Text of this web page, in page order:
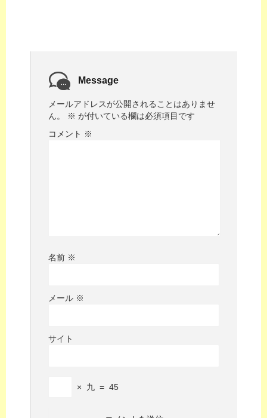
Message
メールアドレスが公開されることはありませ
ん。
※ が付いている欄は必須項目です
コメント ※
名前 ※
メール ※
サイト
× 九 = 45